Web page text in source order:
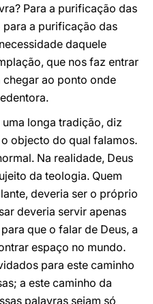
Para a purificação das
para a purificação das
daquele
que nos faz entrar
chegar ao ponto onde
longa tradição, diz
objecto do qual falamos.
Na realidade, Deus
da teologia. Quem
deveria ser o próprio
deveria servir apenas
que o falar de Deus, a
espaço no mundo.
para este caminho
a este caminho da
palavras sejam só